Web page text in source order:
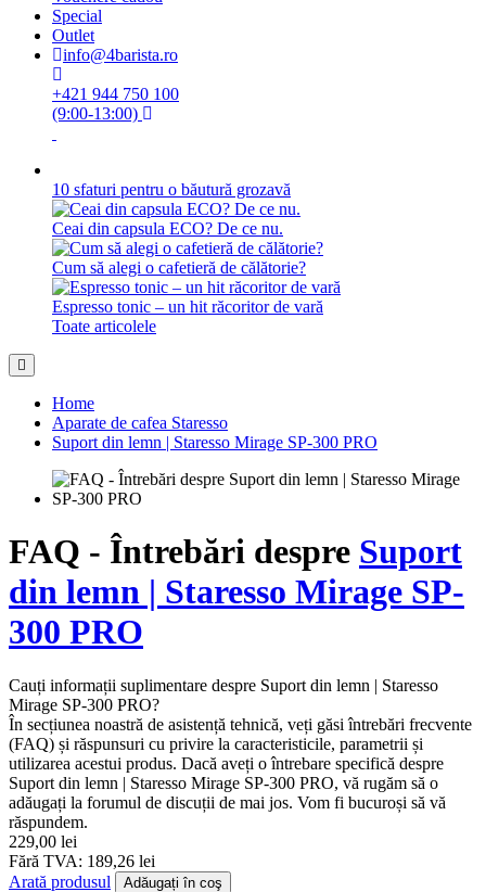
Special
Outlet
info@4barista.ro
+421 944 750 100
(9:00-13:00)
10 sfaturi pentru o băutură grozavă
Ceai din capsula ECO? De ce nu.
Cum să alegi o cafetieră de călătorie?
Espresso tonic – un hit răcoritor de vară
Toate articolele
Home
Aparate de cafea Staresso
Suport din lemn | Staresso Mirage SP-300 PRO
FAQ - Întrebări despre Suport
din lemn | Staresso Mirage SP-
300 PRO
Cauți informații suplimentare despre Suport din lemn | Staresso
Mirage SP-300 PRO?
În secțiunea noastră de asistență tehnică, veți găsi întrebări frecvente
(FAQ) și răspunsuri cu privire la caracteristicile, parametrii și
utilizarea acestui produs. Dacă aveți o întrebare specifică despre
Suport din lemn | Staresso Mirage SP-300 PRO, vă rugăm să o
adăugați la forumul de discuții de mai jos. Vom fi bucuroși să vă
răspundem.
229,00 lei
Fără TVA: 189,26 lei
Arată produsul
Adăugați în coş